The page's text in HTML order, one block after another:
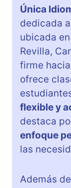
Única
dedicada
ubicada
Revilla,
firme
ofrece
flexible y
destaca
enfoque
las
Además